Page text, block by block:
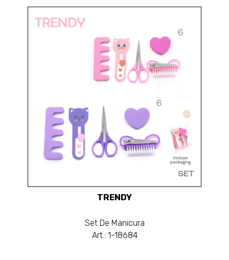
TRENDY
Set De Manicura
Art.: 1-18684